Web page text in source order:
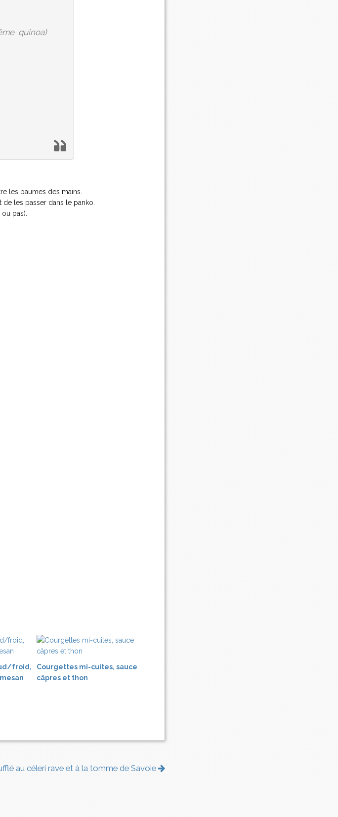
quinoa)
les paumes des mains.
les passer dans le panko.
pas).
froid,
Courgettes mi-cuites, sauce
câpres et thon
au céleri rave et à la tomme de Savoie